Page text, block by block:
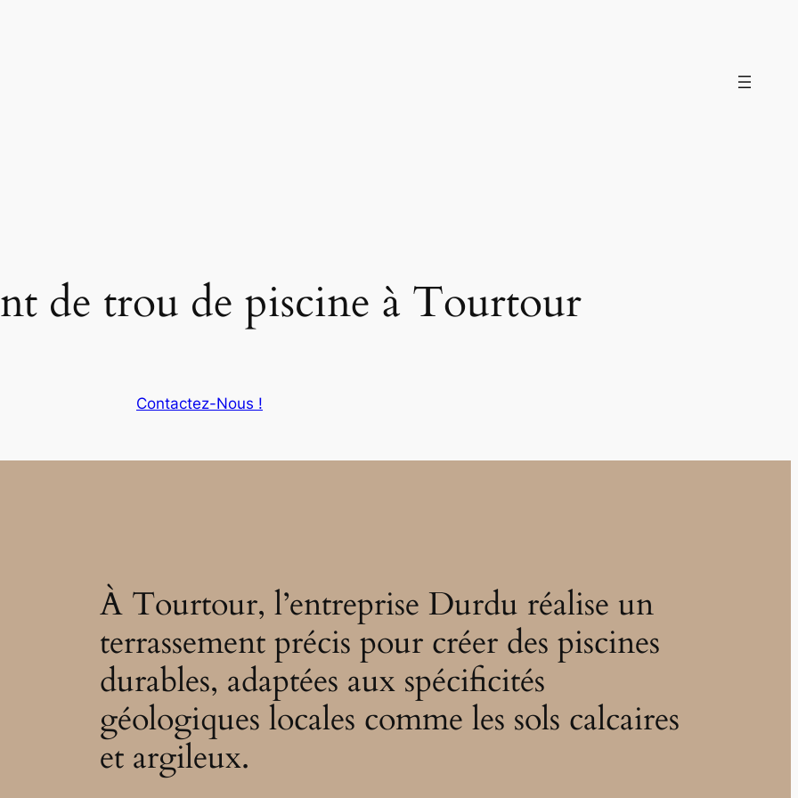
de trou de piscine à Tourtour
Contactez-Nous !
À Tourtour, l’entreprise Durdu réalise un
terrassement précis pour créer des piscines
durables, adaptées aux spécificités
géologiques locales comme les sols calcaires
et argileux.